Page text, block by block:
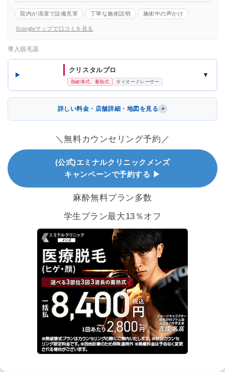
院内が清潔で設備充実 丁寧な施術説明 施術中の声かけ
Googleマップで口コミを見る
導入脱毛器
クリスタルプロ
熱破壊式、蓄熱式 ダイオードレーザー
▼
詳しい料金・店舗詳細・地図を見る
＼無料カウンセリング予約／
(公式)エミナルクリニックメンズ
キャンペーンで予約する ▶
麻酔無料プラン多数
学生プラン最大13％オフ